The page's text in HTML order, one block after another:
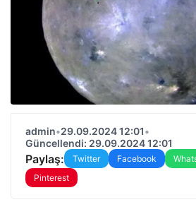
admin•29.09.2024 12:01•
Güncellendi: 29.09.2024 12:01
Paylaş: Twitter Facebook
Pinterest